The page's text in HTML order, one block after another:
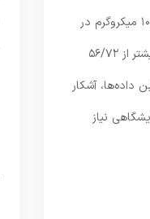
، ذرات معلق PM 2.5 موجب کم‌شدن کیفیت سلول تخم می‌شوند و به‌ازای هر ۱۰ میکروگرم در
متر مکعب هوا، باروری را ۲ درصد کاهش می‌دهند. مطالعه‌ای از برزیل نشان داده است زنانی که درمعرض PM 10 بیشتر (بیشتر از ۵۶/۷۲
داده‌ها، آشکار
نیاز